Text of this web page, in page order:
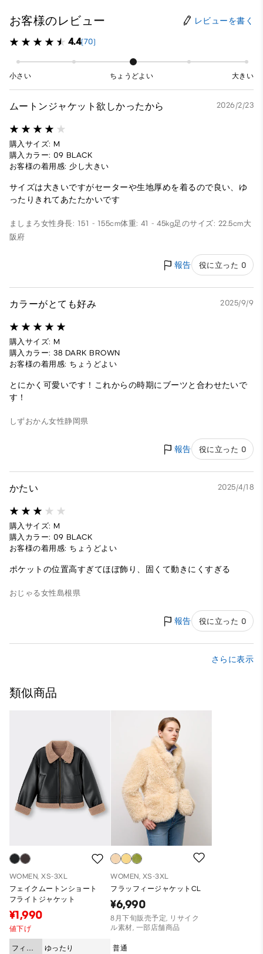
お客様のレビュー レビューを書く
4.4(70)
小さい ちょうどよい 大きい
ムートンジャケット欲しかったから 2026/2/23
購入サイズ: M
購入カラー: 09 BLACK
お客様の着用感: 少し大きい
サイズは大きいですがセーターや生地厚めを着るので良い、ゆ
ったりきれてあたたかいです
ましまろ 女性身長: 151 - 155cm体重: 41 - 45kg足のサイズ: 22.5cm大
阪府
報告 役に立った 0
カラーがとても好み 2025/9/9
購入サイズ: M
購入カラー: 38 DARK BROWN
お客様の着用感: ちょうどよい
とにかく可愛いです！これからの時期にブーツと合わせたいで
す！
しずおかん女性静岡県
報告 役に立った 0
かたい 2025/4/18
購入サイズ: M
購入カラー: 09 BLACK
お客様の着用感: ちょうどよい
ポケットの位置高すぎてほぼ飾り、固くて動きにくすぎる
おじゃる女性島根県
報告 役に立った 0
さらに表示
類似商品
WOMEN, XS-3XL
フェイクムートンショート
フライトジャケット
¥1,990
値下げ
フィッ
ゆったり
WOMEN, XS-3XL
フラッフィージャケットCL
¥6,990
8月下旬販売予定, リサイク
ル素材, 一部店舗商品
普通